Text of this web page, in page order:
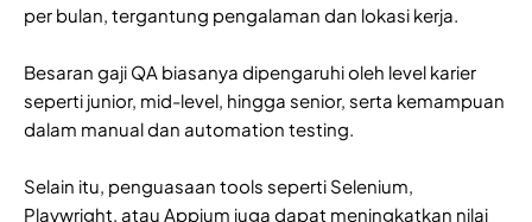
per bulan, tergantung pengalaman dan lokasi kerja.
Besaran gaji QA biasanya dipengaruhi oleh level karier
seperti junior, mid-level, hingga senior, serta kemampuan
dalam manual dan automation testing.
Selain itu, penguasaan tools seperti Selenium,
Playwright, atau Appium juga dapat meningkatkan nilai